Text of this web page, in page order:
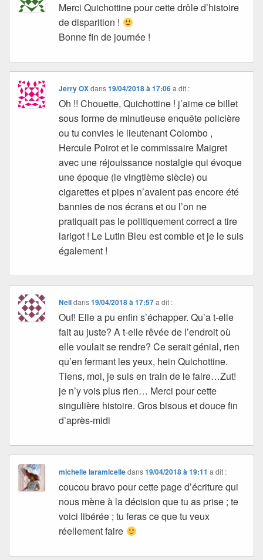
Merci Quichottine pour cette drôle d’histoire
de disparition !
Bonne fin de journée !
Jerry OXdans19/04/2018 à 17:06 a dit :
Oh !! Chouette, Quichottine ! j’aime ce billet
sous forme de minutieuse enquête policière
ou tu convies le lieutenant Colombo ,
Hercule Poirot et le commissaire Maigret
avec une réjouissance nostalgie qui évoque
une époque (le vingtième siècle) ou
cigarettes et pipes n’avaient pas encore été
bannies de nos écrans et ou l’on ne
pratiquait pas le politiquement correct a tire
larigot ! Le Lutin Bleu est comble et je le suis
également !
Nelldans19/04/2018 à 17:57 a dit :
Ouf! Elle a pu enfin s’échapper. Qu’a t-elle
fait au juste? A t-elle rêvée de l’endroit où
elle voulait se rendre? Ce serait génial, rien
qu’en fermant les yeux, hein Quichottine.
Tiens, moi, je suis en train de le faire…Zut!
je n’y vois plus rien… Merci pour cette
singulière histoire. Gros bisous et douce fin
d’après-midi
michelle laramicelledans19/04/2018 à 19:11 a dit :
coucou bravo pour cette page d’écriture qui
nous mène à la décision que tu as prise ; te
voici libérée ; tu feras ce que tu veux
réellement faire